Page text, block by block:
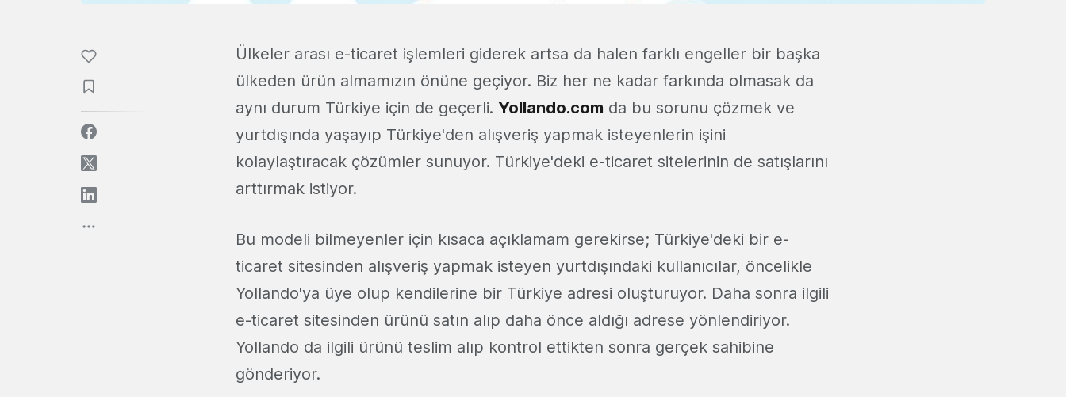
Ülkeler arası e-ticaret işlemleri giderek artsa da halen farklı engeller bir başka
ülkeden ürün almamızın önüne geçiyor. Biz her ne kadar farkında olmasak da
aynı durum Türkiye için de geçerli. Yollando.com da bu sorunu çözmek ve
yurtdışında yaşayıp Türkiye'den alışveriş yapmak isteyenlerin işini
kolaylaştıracak çözümler sunuyor. Türkiye'deki e-ticaret sitelerinin de satışlarını
arttırmak istiyor.
Bu modeli bilmeyenler için kısaca açıklamam gerekirse; Türkiye'deki bir e-
ticaret sitesinden alışveriş yapmak isteyen yurtdışındaki kullanıcılar, öncelikle
Yollando'ya üye olup kendilerine bir Türkiye adresi oluşturuyor. Daha sonra ilgili
e-ticaret sitesinden ürünü satın alıp daha önce aldığı adrese yönlendiriyor.
Yollando da ilgili ürünü teslim alıp kontrol ettikten sonra gerçek sahibine
gönderiyor.